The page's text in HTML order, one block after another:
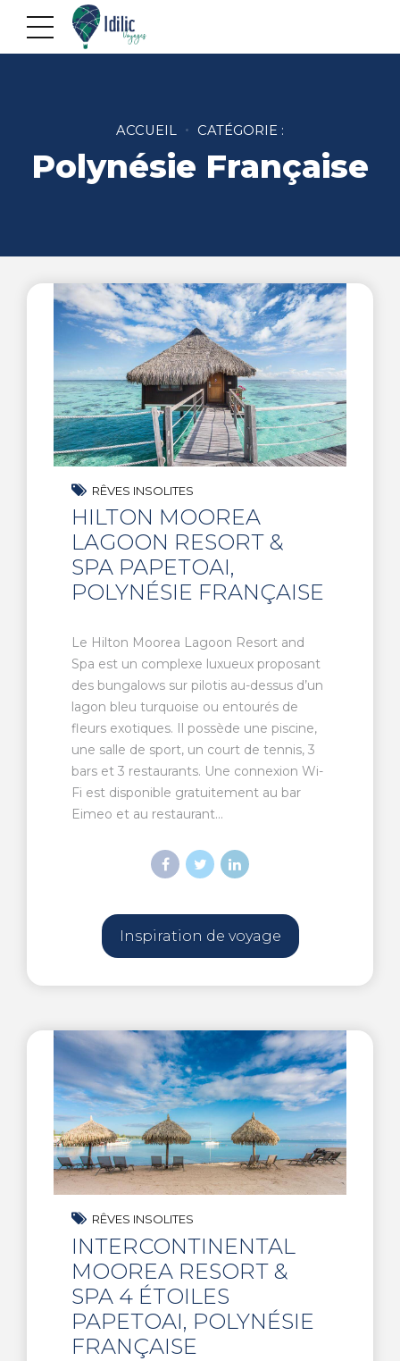
ACCUEIL CATÉGORIE :
Polynésie Française
RÊVES INSOLITES
HILTON MOOREA
LAGOON RESORT &
SPA PAPETOAI,
POLYNÉSIE FRANÇAISE
Le Hilton Moorea Lagoon Resort and
Spa est un complexe luxueux proposant
des bungalows sur pilotis au-dessus d’un
lagon bleu turquoise ou entourés de
fleurs exotiques. Il possède une piscine,
une salle de sport, un court de tennis, 3
bars et 3 restaurants. Une connexion Wi-
Fi est disponible gratuitement au bar
Eimeo et au restaurant...
Inspiration de voyage
RÊVES INSOLITES
INTERCONTINENTAL
MOOREA RESORT &
SPA 4 ÉTOILES
PAPETOAI, POLYNÉSIE
FRANÇAISE